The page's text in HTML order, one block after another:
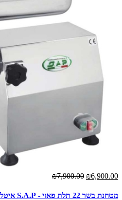
₪6,900.00
₪7,900.00
מטחנת בשר 22 תלת פאזי - S.A.P איטליה